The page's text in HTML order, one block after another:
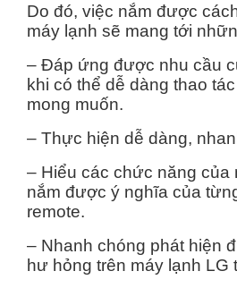
Do đó, việc nắm được
máy lạnh sẽ mang tới
– Đáp ứng được nhu cầu
khi có thể dễ dàng thao
mong muốn.
– Thực hiện dễ dàng,
– Hiểu các chức năng của
nắm được ý nghĩa của
remote.
– Nhanh chóng phát hiện
hư hỏng trên máy lạnh LG